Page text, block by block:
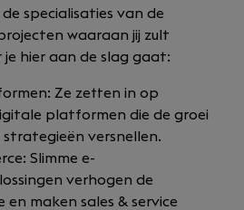
specialisaties van de
waaraan jij zult
je hier aan de slag gaat:
Ze zetten in op
platformen die de groei
versnellen.
Slimme e-
verhogen de
en maken sales & service